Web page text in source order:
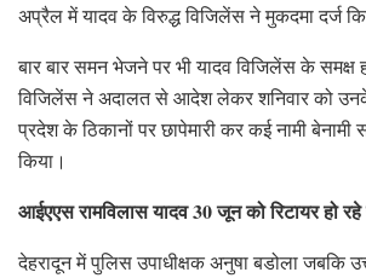
अप्रैल में यादव के विरुद्ध विजिलेंस ने मुकदमा दर्ज
बार बार समन भेजने पर भी यादव विजिलेंस के समक्ष
विजिलेंस ने अदालत से आदेश लेकर शनिवार को
प्रदेश के ठिकानों पर छापेमारी कर कई नामी बेनामी
किया।
आईएएस रामविलास यादव 30 जून को रिटायर हो
देहरादून में पुलिस उपाधीक्षक अनुषा बडोला जबकि